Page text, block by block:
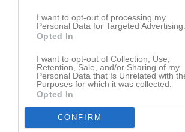
I want to opt-out of processing my
Personal Data for Targeted Advertising.
Opted In
I want to opt-out of Collection, Use,
Retention, Sale, and/or Sharing of my
Personal Data that Is Unrelated with
Purposes for which it was collected.
Opted In
CONFIRM
På gång Kalender
IK Vikings FK (borta)
Ekshärads BK (hemma)